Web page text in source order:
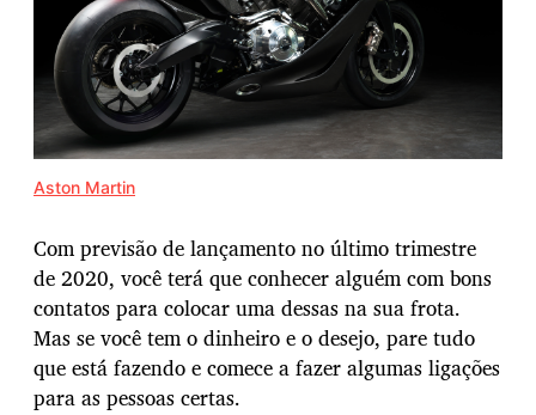
Aston Martin
Com previsão de lançamento no último trimestre
de 2020, você terá que conhecer alguém com bons
contatos para colocar uma dessas na sua frota.
Mas se você tem o dinheiro e o desejo, pare tudo
que está fazendo e comece a fazer algumas ligações
para as pessoas certas.